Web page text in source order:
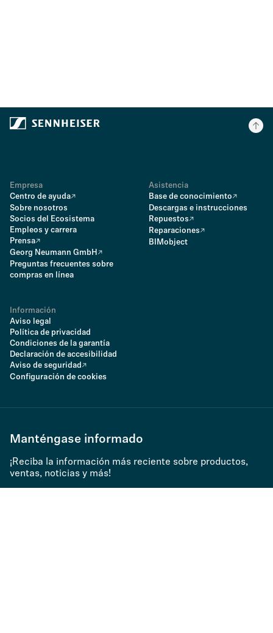
Empresa
Centro de ayuda
Sobre nosotros
Socios del Ecosistema
Empleos y carrera
Prensa
Georg Neumann GmbH
Preguntas frecuentes sobre
compras en línea
Asistencia
Base de conocimiento
Descargas e instrucciones
Repuestos
Reparaciones
BIMobject
Información
Aviso legal
Política de privacidad
Condiciones de la garantía
Declaración de accesibilidad
Aviso de seguridad
Configuración de cookies
Manténgase informado
¡Reciba la información más reciente sobre productos,
ventas, noticias y más!